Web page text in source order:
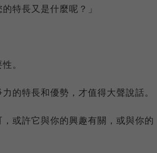
特長又是什麼呢？」
。
的特長和優勢，才值得大聲說話。
或許它與你的興趣有關，或與你的